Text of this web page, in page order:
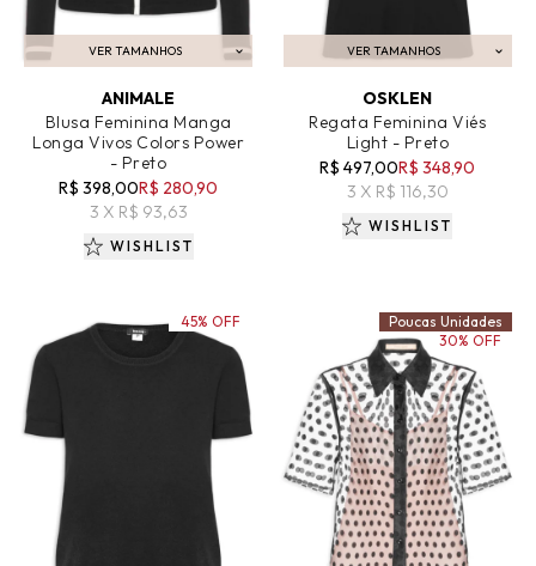
VER TAMANHOS
ADICIONAR AO CARRINHO
ANIMALE
Blusa Feminina Manga
Longa Vivos Colors Power
- Preto
R$ 398,00R$ 280,90
3 X R$ 93,63
WISHLIST
VER TAMANHOS
ADICIONAR AO CARRINHO
OSKLEN
Regata Feminina Viés
Light - Preto
R$ 497,00R$ 348,90
3 X R$ 116,30
WISHLIST
45% OFF
Poucas Unidades
30% OFF